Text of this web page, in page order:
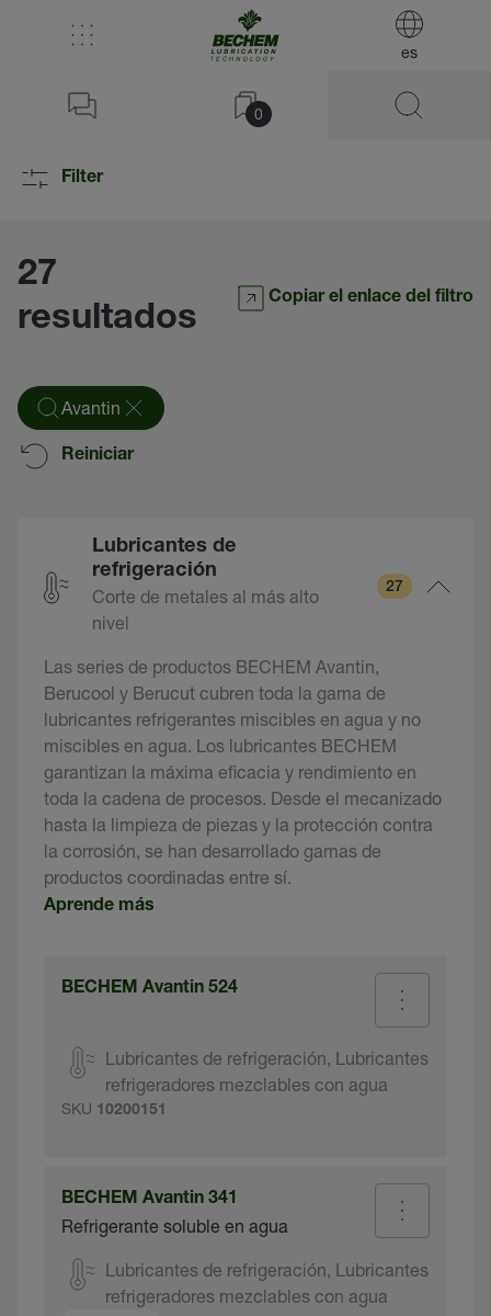
es
0
Filter
27
resultados
Copiar el enlace del filtro
Avantin
Reiniciar
Lubricantes de
refrigeración
Corte de metales al más alto
nivel
27
Las series de productos BECHEM Avantin,
Berucool y Berucut cubren toda la gama de
lubricantes refrigerantes miscibles en agua y no
miscibles en agua. Los lubricantes BECHEM
garantizan la máxima eficacia y rendimiento en
toda la cadena de procesos. Desde el mecanizado
hasta la limpieza de piezas y la protección contra
la corrosión, se han desarrollado gamas de
productos coordinadas entre sí.
Aprende más
BECHEM Avantin 524
Lubricantes de refrigeración, Lubricantes
refrigeradores mezclables con agua
SKU 10200151
BECHEM Avantin 341
Refrigerante soluble en agua
Lubricantes de refrigeración, Lubricantes
refrigeradores mezclables con agua